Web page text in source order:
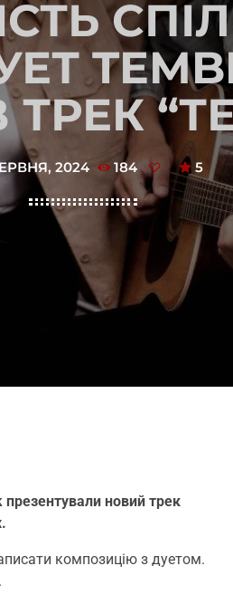
2024 184 5
новий трек
композицію з дуетом.